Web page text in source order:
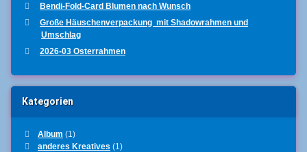
Bendi-Fold-Card Blumen nach Wunsch
Große Häuschenverpackung mit Shadowrahmen und
Umschlag
2026-03 Osterrahmen
Kategorien
Album (1)
anderes Kreatives (1)